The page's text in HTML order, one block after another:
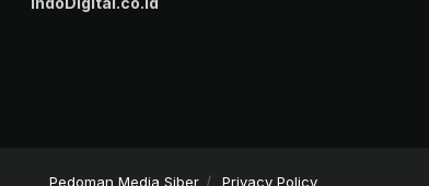
Pedoman Media Siber Privacy Policy